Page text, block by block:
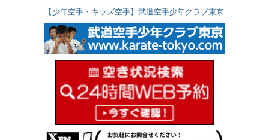
【少年空手・キッズ空手】武道空手少年クラブ東京